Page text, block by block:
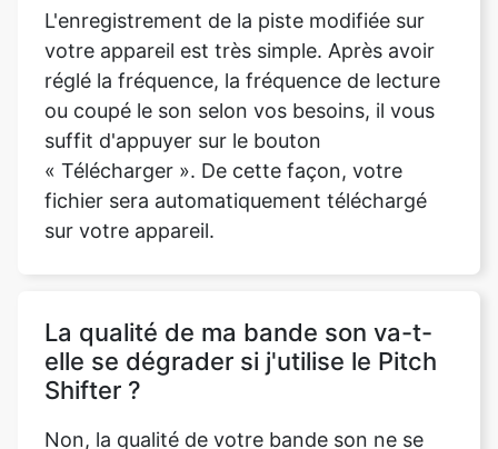
ou coupé le son selon vos besoins, il vous
suffit d'appuyer sur le bouton
« Télécharger ». De cette façon, votre
fichier sera automatiquement téléchargé
sur votre appareil.
La qualité de ma bande son va-t-
Non, la qualité de votre bande son ne se
détériore pas lorsque vous utilisez notre
outil Pitch Shifter car il maintient la qualité
du fichier audio sans perturber son tempo